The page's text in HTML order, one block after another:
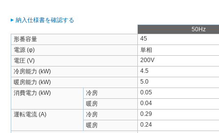
納入仕様書を確認する
50Hz
形番容量
45
電源 (φ)
単相
電圧 (V)
200V
冷房能力 (kW)
4.5
暖房能力 (kW)
5.0
消費電力 (kW)
冷房
0.05
暖房
0.04
運転電流 (A)
冷房
0.29
暖房
0.24